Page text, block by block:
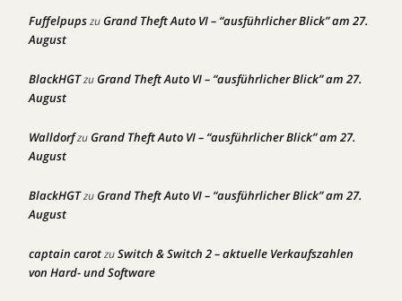
FuffelpupszuGrand Theft Auto VI – “ausführlicher Blick” am 27.
August
BlackHGTzuGrand Theft Auto VI – “ausführlicher Blick” am 27.
August
WalldorfzuGrand Theft Auto VI – “ausführlicher Blick” am 27.
August
BlackHGTzuGrand Theft Auto VI – “ausführlicher Blick” am 27.
August
captain carotzuSwitch & Switch 2 – aktuelle Verkaufszahlen
von Hard- und Software